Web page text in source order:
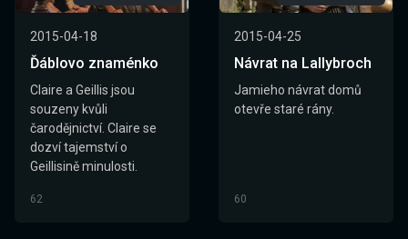
2015-04-18
Ďáblovo znaménko
Claire a Geillis jsou
souzeny kvůli
čarodějnictví. Claire se
dozví tajemství o
Geillisině minulosti.
62
2015-04-25
Návrat na Lallybroch
Jamieho návrat domů
otevře staré rány.
60